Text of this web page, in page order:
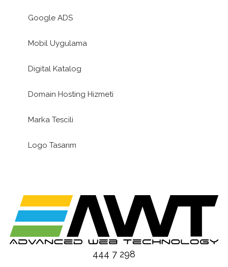
Google ADS
Mobil Uygulama
Digital Katalog
Domain Hosting Hizmeti
Marka Tescili
Logo Tasarım
444 7 298